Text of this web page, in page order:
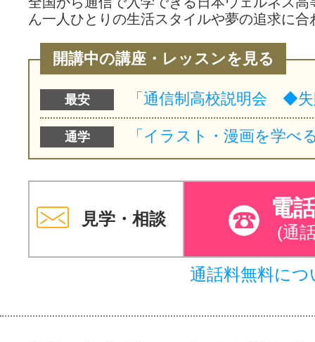
ん一人ひとりの生活スタイルや夢の追求に
開講中の講座・レッスンを見る
最安
通学
見学・相談 電
(通
通話料無料につ